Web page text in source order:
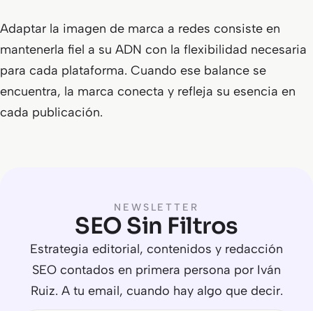
Adaptar la imagen de marca a redes consiste en
mantenerla fiel a su ADN con la flexibilidad necesaria
para cada plataforma. Cuando ese balance se
encuentra, la marca conecta y refleja su esencia en
cada publicación.
NEWSLETTER
SEO Sin Filtros
Estrategia editorial, contenidos y redacción
SEO contados en primera persona por Iván
Ruiz. A tu email, cuando hay algo que decir.